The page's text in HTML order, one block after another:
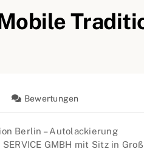
Bewertungen
Berlin – Autolackierung
SERVICE GMBH mit Sitz in